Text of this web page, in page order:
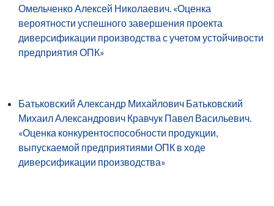
Омельченко Алексей Николаевич. «Оценка
вероятности успешного завершения проекта
диверсификации производства с учетом устойчивости
предприятия ОПК»
Батьковский Александр Михайлович Батьковский
Михаил Александрович Кравчук Павел Васильевич.
«Оценка конкурентоспособности продукции,
выпускаемой предприятиями ОПК в ходе
диверсификации производства»